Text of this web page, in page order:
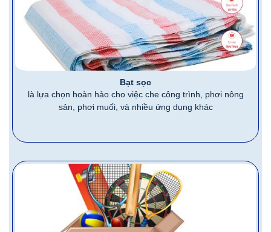
Bạt sọc
là lựa chọn hoàn hảo cho việc che công trình, phơi nông
sản, phơi muối, và nhiều ứng dụng khác